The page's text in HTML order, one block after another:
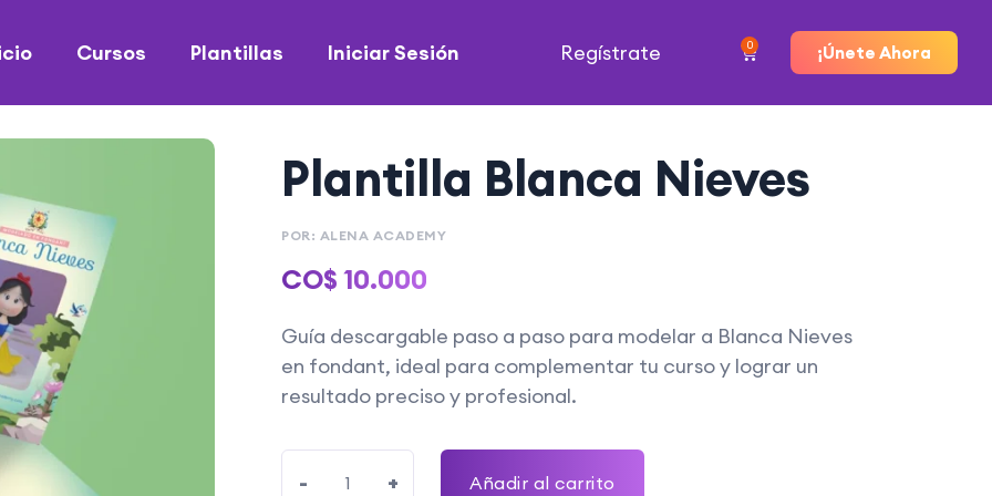
Cursos Plantillas Iniciar Sesión Regístrate 0 ¡Únete Ahora
Plantilla Blanca Nieves
POR: ALENA ACADEMY
CO$ 10.000
Guía descargable paso a paso para modelar a Blanca Nieves
en fondant, ideal para complementar tu curso y lograr un
resultado preciso y profesional.
- + Añadir al carrito